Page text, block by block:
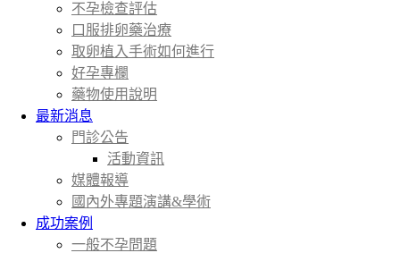
不孕檢查評估
口服排卵藥治療
取卵植入手術如何進行
好孕專欄
藥物使用說明
最新消息
門診公告
活動資訊
媒體報導
國內外專題演講&學術
成功案例
一般不孕問題